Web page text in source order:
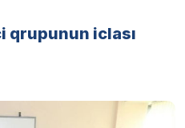
qrupunun iclası